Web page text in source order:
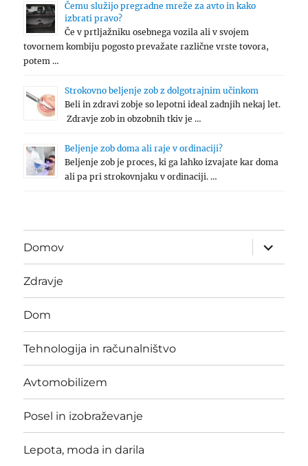
Čemu služijo pregradne mreže za avto in kako
izbrati pravo?
Če v prtljažniku osebnega vozila ali v svojem
tovornem kombiju pogosto prevažate različne vrste tovora,
potem …
Strokovno beljenje zob z dolgotrajnim učinkom
Beli in zdravi zobje so lepotni ideal zadnjih nekaj let.
Zdravje zob in obzobnih tkiv je …
Beljenje zob doma ali raje v ordinaciji?
Beljenje zob je proces, ki ga lahko izvajate kar doma
ali pa pri strokovnjaku v ordinaciji. …
Domov
expand
child
menu
Zdravje
Dom
Tehnologija in računalništvo
Avtomobilizem
Posel in izobraževanje
Lepota, moda in darila